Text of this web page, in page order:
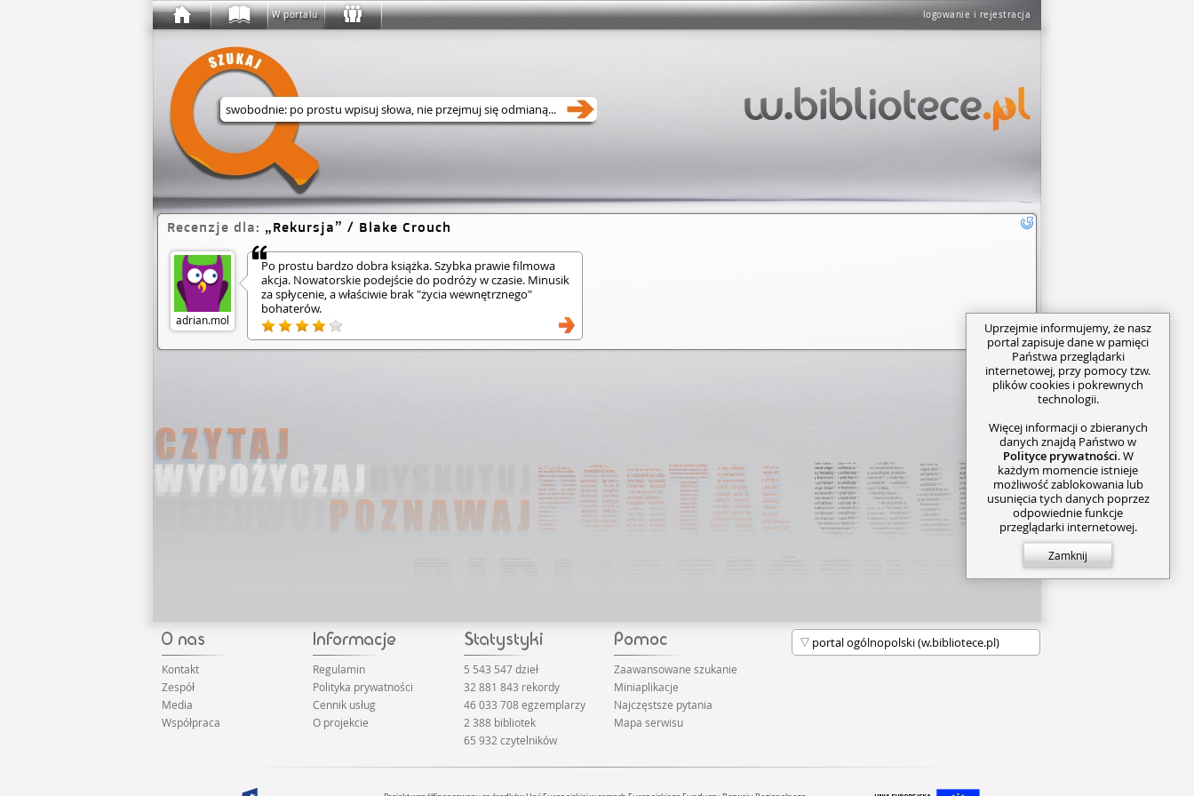
logowanie i rejestracja
W portalu
Wyszukaj w serwisie
Recenzje dla: Rekursja / Blake Crouch
adrian.mol
Po prostu bardzo dobra książka. Szybka prawie filmowa
akcja. Nowatorskie podejście do podróży w czasie. Minusik
za spłycenie, a właściwie brak "życia wewnętrznego"
bohaterów.
Kontakt
Zespół
Media
Współpraca
Regulamin
Polityka prywatności
Cennik usług
O projekcie
5 543 547 dzieł
32 881 843 rekordy
46 033 708 egzemplarzy
2 388 bibliotek
65 932 czytelników
Zaawansowane szukanie
Miniaplikacje
Najczęstsze pytania
Mapa serwisu
Uprzejmie informujemy, że nasz
portal zapisuje dane w pamięci
Państwa przeglądarki
internetowej, przy pomocy tzw.
plików cookies i pokrewnych
technologii.
Więcej informacji o zbieranych
danych znajdą Państwo w
Polityce prywatności. W
każdym momencie istnieje
możliwość zablokowania lub
usunięcia tych danych poprzez
odpowiednie funkcje
przeglądarki internetowej.
Zamknij